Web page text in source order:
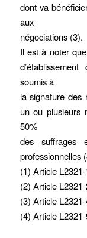
dont va
aux
négociations (3).
Il est à noter
soumis à
la signature des
un ou plusieurs
50%
des suffrages
professionnelles
(1) Article
(2) Article
(3) Article
(4) Article